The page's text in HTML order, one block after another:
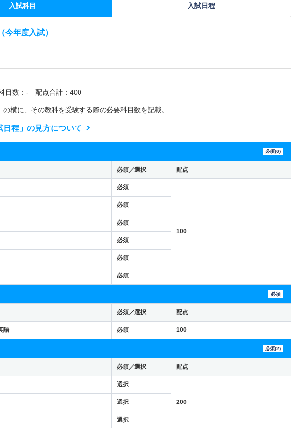
入試科目 入試日程
今年度入試）
目数：- 配点合計：400
横に、その教科を受験する際の必要科目数を記載。
日程」の見方について
必須(6)
必須／選択 配点
必須
100
必須
必須
必須
必須
必須
必須
必須／選択 配点
語 必須 100
必須(2)
必須／選択 配点
選択
200
選択
選択